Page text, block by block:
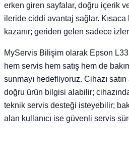
erken giren sayfalar, doğru içerik
ileride ciddi avantaj sağlar.
kazanır; geriden gelen sadece
MyServis Bilişim olarak Epson
hem servis hem satış hem de
sunmayı hedefliyoruz. Cihazı
doğru ürün bilgisi alabilir;
teknik servis desteği isteyebilir;
alan kullanıcı ise güvenli servis